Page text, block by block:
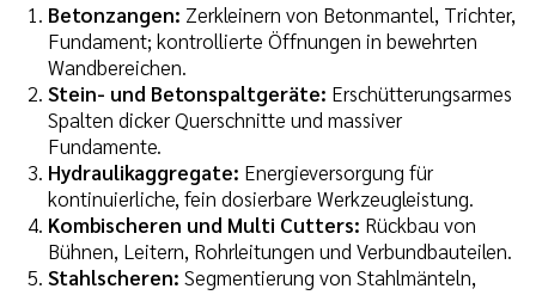
Betonzangen: Zerkleinern von Betonmantel, Trichter,
Fundament; kontrollierte Öffnungen in bewehrten
Wandbereichen.
Stein- und Betonspaltgeräte: Erschütterungsarmes
Spalten dicker Querschnitte und massiver
Fundamente.
Hydraulikaggregate: Energieversorgung für
kontinuierliche, fein dosierbare Werkzeugleistung.
Kombischeren und Multi Cutters: Rückbau von
Bühnen, Leitern, Rohrleitungen und Verbundbauteilen.
Stahlscheren: Segmentierung von Stahlmänteln,